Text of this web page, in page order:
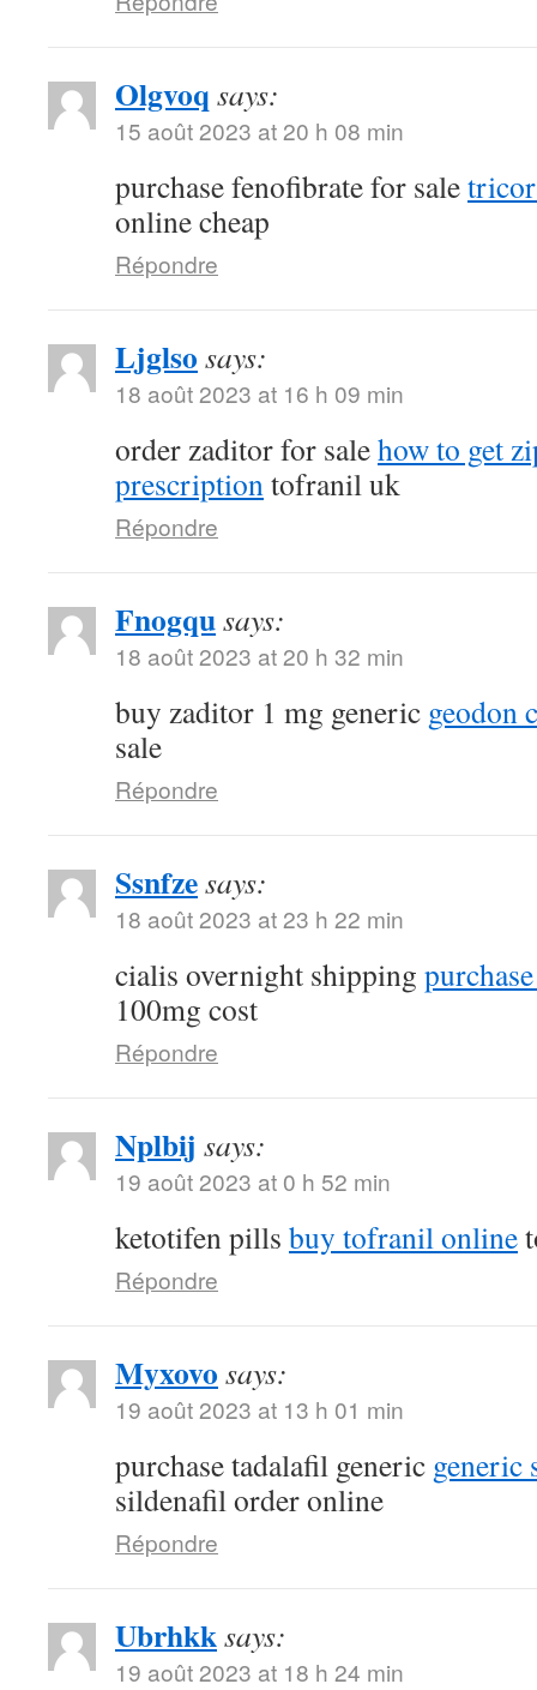
Olgvoq says:
15 août 2023 at 20 h 08 min
purchase fenofibrate for sale
online cheap
Répondre
Ljglso says:
18 août 2023 at 16 h 09 min
order zaditor for salehow to get
prescriptiontofranil uk
Répondre
Fnogqusays:
18 août 2023 at 20 h 32 min
buy zaditor 1 mg generic geodon
sale
Répondre
Ssnfzesays:
18 août 2023 at 23 h 22 min
cialis overnight shipping
100mg cost
Répondre
Nplbij says:
19 août 2023 at 0 h 52 min
ketotifen pills buy tofranil online
Répondre
Myxovo says:
19 août 2023 at 13 h 01 min
purchase tadalafil generic generic
sildenafil order online
Répondre
Ubrhkksays:
19 août 2023 at 18 h 24 min